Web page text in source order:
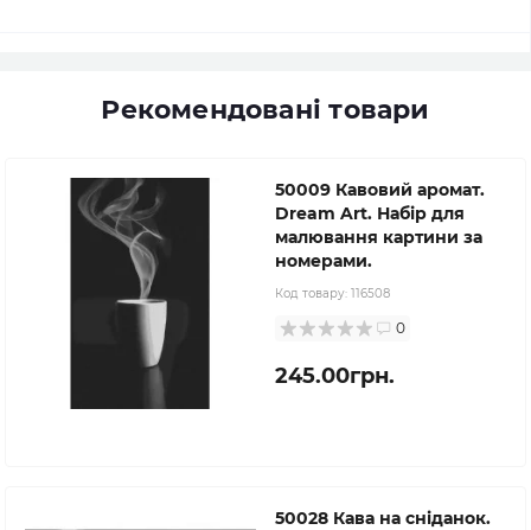
Рекомендовані товари
50009 Кавовий аромат.
Dream Art. Набір для
малювання картини за
номерами.
Код товару: 116508
0
245.00грн.
50028 Кава на сніданок.